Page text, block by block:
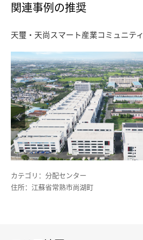
関連事例の推奨
天璽・天尚スマート産業コミュニティ
カテゴリ：分配センター
住所：江蘇省常熟市尚湖町